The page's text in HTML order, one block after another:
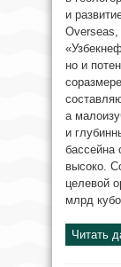
и
но и
а
и
бассейна
высоко.
целевой
млрд
Читать